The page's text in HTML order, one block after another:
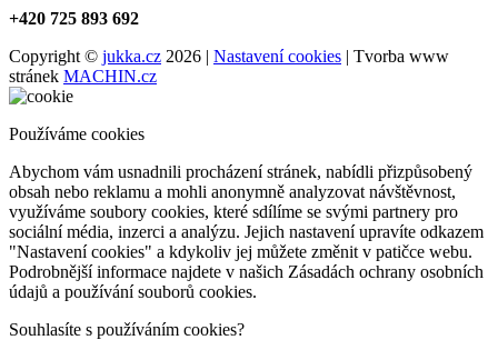
+420 725 893 692
Copyright © jukka.cz 2026 | Nastavení cookies | Tvorba www
stránek MACHIN.cz
Používáme cookies
Abychom vám usnadnili procházení stránek, nabídli přizpůsobený
obsah nebo reklamu a mohli anonymně analyzovat návštěvnost,
využíváme soubory cookies, které sdílíme se svými partnery pro
sociální média, inzerci a analýzu. Jejich nastavení upravíte odkazem
"Nastavení cookies" a kdykoliv jej můžete změnit v patičce webu.
Podrobnější informace najdete v našich Zásadách ochrany osobních
údajů a používání souborů cookies.
Souhlasíte s používáním cookies?